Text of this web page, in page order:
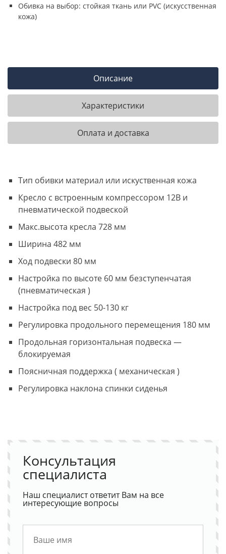
Обивка на выбор: стойкая ткань или PVC (искусственная
кожа)
Описание
Характеристики
Оплата и доставка
Тип обивки материал или искуственная кожа
Кресло с встроенным компрессором 12В и
пневматической подвеской
Макс.высота кресла 728 мм
Ширина 482 мм
Ход подвески 80 мм
Настройка по высоте 60 мм безступенчатая
(пневматическая )
Настройка под вес 50-130 кг
Регулировка продольного перемещения 180 мм
Продольная горизонтальная подвеска —
блокируемая
Поясничная поддержка ( механическая )
Регулировка наклона спинки сиденья
Консультация
специалиста
Наш специалист ответит Вам на все
интересующие вопросы